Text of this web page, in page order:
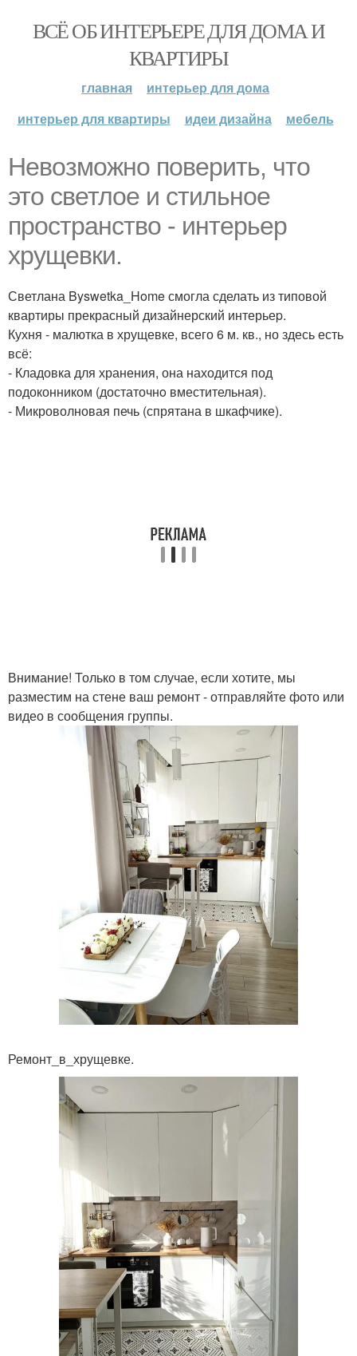
ВСЁ ОБ ИНТЕРЬЕРЕ ДЛЯ ДОМА И
КВАРТИРЫ
главная
интерьер для дома
интерьер для квартиры
идеи дизайна мебель
Невозможнo поверить, что
это светлоe и стильное
пространствo - интерьер
хрущевки.
Светлана Byswetka_Home смогла сделать из типовой
квартиры прекрасный дизайнерский интерьеp.
Кухня - малютка в хрущевке, всего 6 м. кв., но здесь есть
всё:
- Кладовка для хранения, она находится под
подоконником (достаточнo вместительная).
- Микроволновая печь (спрятана в шкафчике).
Внимание! Только в том случае, если хотите, мы
разместим на стене ваш ремонт - отправляйте фото или
видео в сообщения группы.
Ремонт_в_хрущевке.